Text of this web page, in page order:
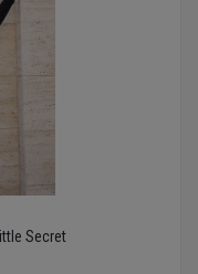
Secret